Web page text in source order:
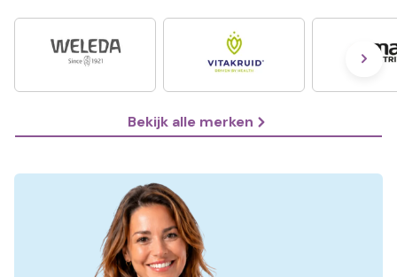
Bekijk alle merken